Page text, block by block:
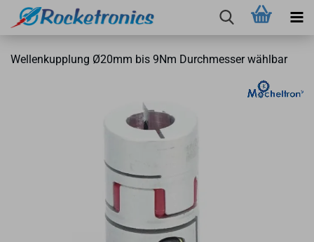
Wel­len­kupp­lung Ø20mm bis 9Nm Durch­mes­ser wähl­bar